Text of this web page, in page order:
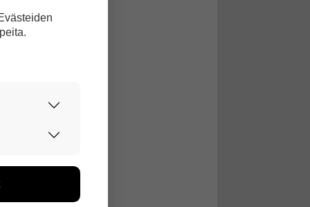
kerätään
Emme